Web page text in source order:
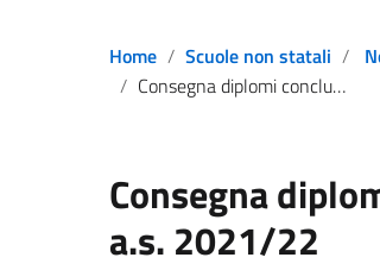
Home Scuole non statali
Consegna diplomi conclusivi del secondo ciclo di istruzione, a.s. 2021/22
Consegna
a.s. 2021/22